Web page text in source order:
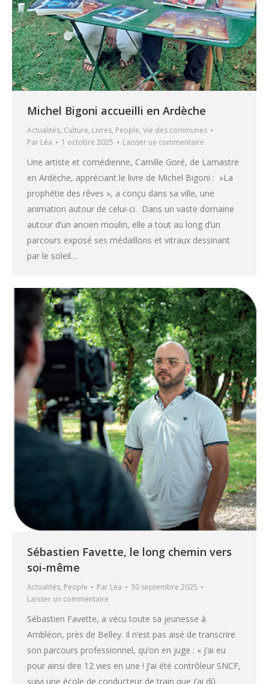
Michel Bigoni accueilli en Ardèche
Actualités, Culture, Livres, People, Vie des communes
Par Léa 1 octobre 2025 Laisser un commentaire
Une artiste et comédienne, Camille Goré, de Lamastre
en Ardèche, appréciant le livre de Michel Bigoni : »La
prophétie des rêves », a conçu dans sa ville, une
animation autour de celui-ci. Dans un vaste domaine
autour d’un ancien moulin, elle a tout au long d’un
parcours exposé ses médaillons et vitraux dessinant
par le soleil…
Sébastien Favette, le long chemin vers
soi-même
Actualités, People Par Léa
30 septembre 2025
Laisser un commentaire
Sébastien Favette, a vécu toute sa jeunesse à
Ambléon, près de Belley. Il n’est pas aisé de transcrire
son parcours professionnel, qu’on en juge : « j’ai eu
pour ainsi dire 12 vies en une ! J’ai été contrôleur SNCF,
suivi une école de conducteur de train que j’ai dû